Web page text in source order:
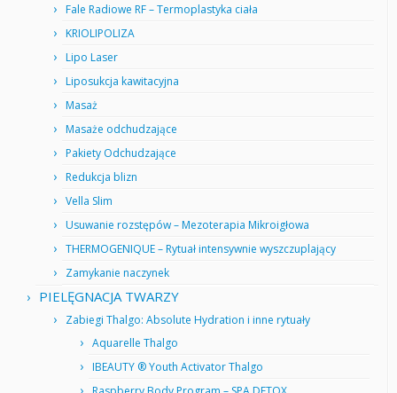
Fale Radiowe RF – Termoplastyka ciała
KRIOLIPOLIZA
Lipo Laser
Liposukcja kawitacyjna
Masaż
Masaże odchudzające
Pakiety Odchudzające
Redukcja blizn
Vella Slim
Usuwanie rozstępów – Mezoterapia Mikroigłowa
THERMOGENIQUE – Rytuał intensywnie wyszczuplający
Zamykanie naczynek
PIELĘGNACJA TWARZY
Zabiegi Thalgo: Absolute Hydration i inne rytuały
Aquarelle Thalgo
IBEAUTY ® Youth Activator Thalgo